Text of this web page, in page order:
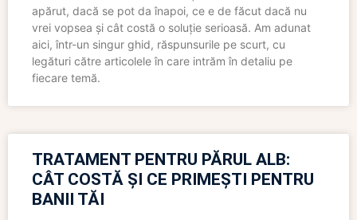
apărut, dacă se pot da înapoi, ce e de făcut dacă nu
vrei vopsea și cât costă o soluție serioasă. Am adunat
aici, într-un singur ghid, răspunsurile pe scurt, cu
legături către articolele în care intrăm în detaliu pe
fiecare temă.
TRATAMENT PENTRU PĂRUL ALB:
CÂT COSTĂ ȘI CE PRIMEȘTI PENTRU
BANII TĂI